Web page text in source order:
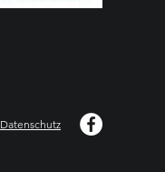
Datenschutz